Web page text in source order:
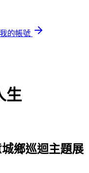
我的帳號
生
鄉巡迴主題展